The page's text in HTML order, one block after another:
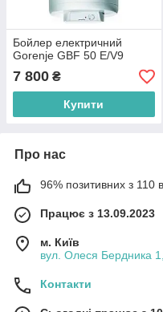
Бойлер електричний
Gorenje GBF 50 E/V9
7 800 ₴
Купити
Про нас
96% позитивних з 110
Працює з 13.09.2023
м. Київ
вул. Олеся Бердника
Контакти